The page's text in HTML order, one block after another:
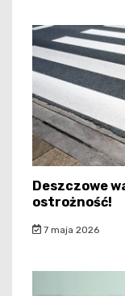
Deszczowe
ostrożność!
7 maja 2026